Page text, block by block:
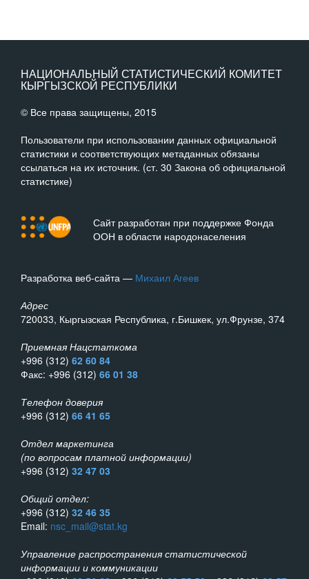
НАЦИОНАЛЬНЫЙ СТАТИСТИЧЕСКИЙ КОМИТЕТ
КЫРГЫЗСКОЙ РЕСПУБЛИКИ
© Все права защищены, 2015
Пользователи при использовании данных официальной
статистики и соответствующих метаданных обязаны
ссылаться на их источник. (ст. 30 Закона об официальной
статистике)
Сайт разработан при поддержке Фонда
ООН в области народонаселения
Разработка веб-сайта — Михаил Агеев
Адрес
720033, Кыргызская Республика, г.Бишкек, ул.Фрунзе, 374
Приемная Нацстаткома
+996 (312) 62 60 84
Факс: +996 (312) 66 01 38
Телефон доверия
+996 (312) 66 41 65
Отдел маркетинга
(по вопросам платной информации)
+996 (312) 32 47 03
Общий отдел:
+996 (312) 32 46 35
Email: nsc_mail@stat.kg
Управление распространения статистической
информации и коммуникации